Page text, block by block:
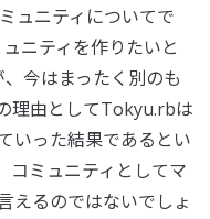
ュニティについてで
ニティを作りたいと
今はまったく別のも
理由としてTokyu.rbは
いった結果であるとい
コミュニティとしてマ
えるのではないでしょ